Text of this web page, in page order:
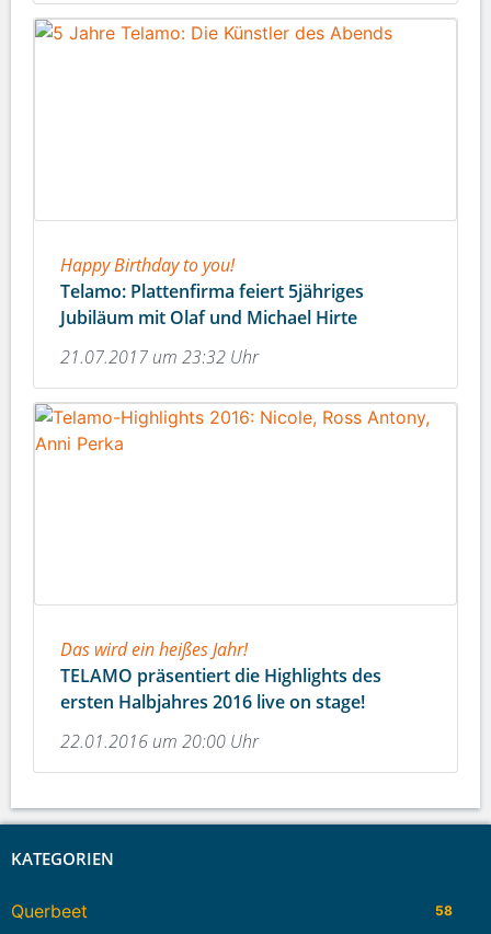
Happy Birthday to you!
Telamo: Plattenfirma feiert 5jähriges
Jubiläum mit Olaf und Michael Hirte
21.07.2017 um 23:32 Uhr
Das wird ein heißes Jahr!
TELAMO präsentiert die Highlights des
ersten Halbjahres 2016 live on stage!
22.01.2016 um 20:00 Uhr
KATEGORIEN
Querbeet 58